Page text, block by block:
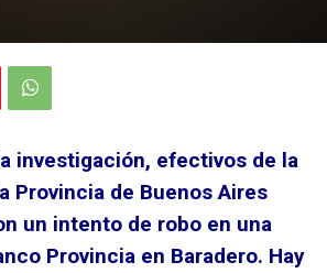
investigación, efectivos de la
Provincia de Buenos Aires
un intento de robo en una
Provincia en Baradero. Hay